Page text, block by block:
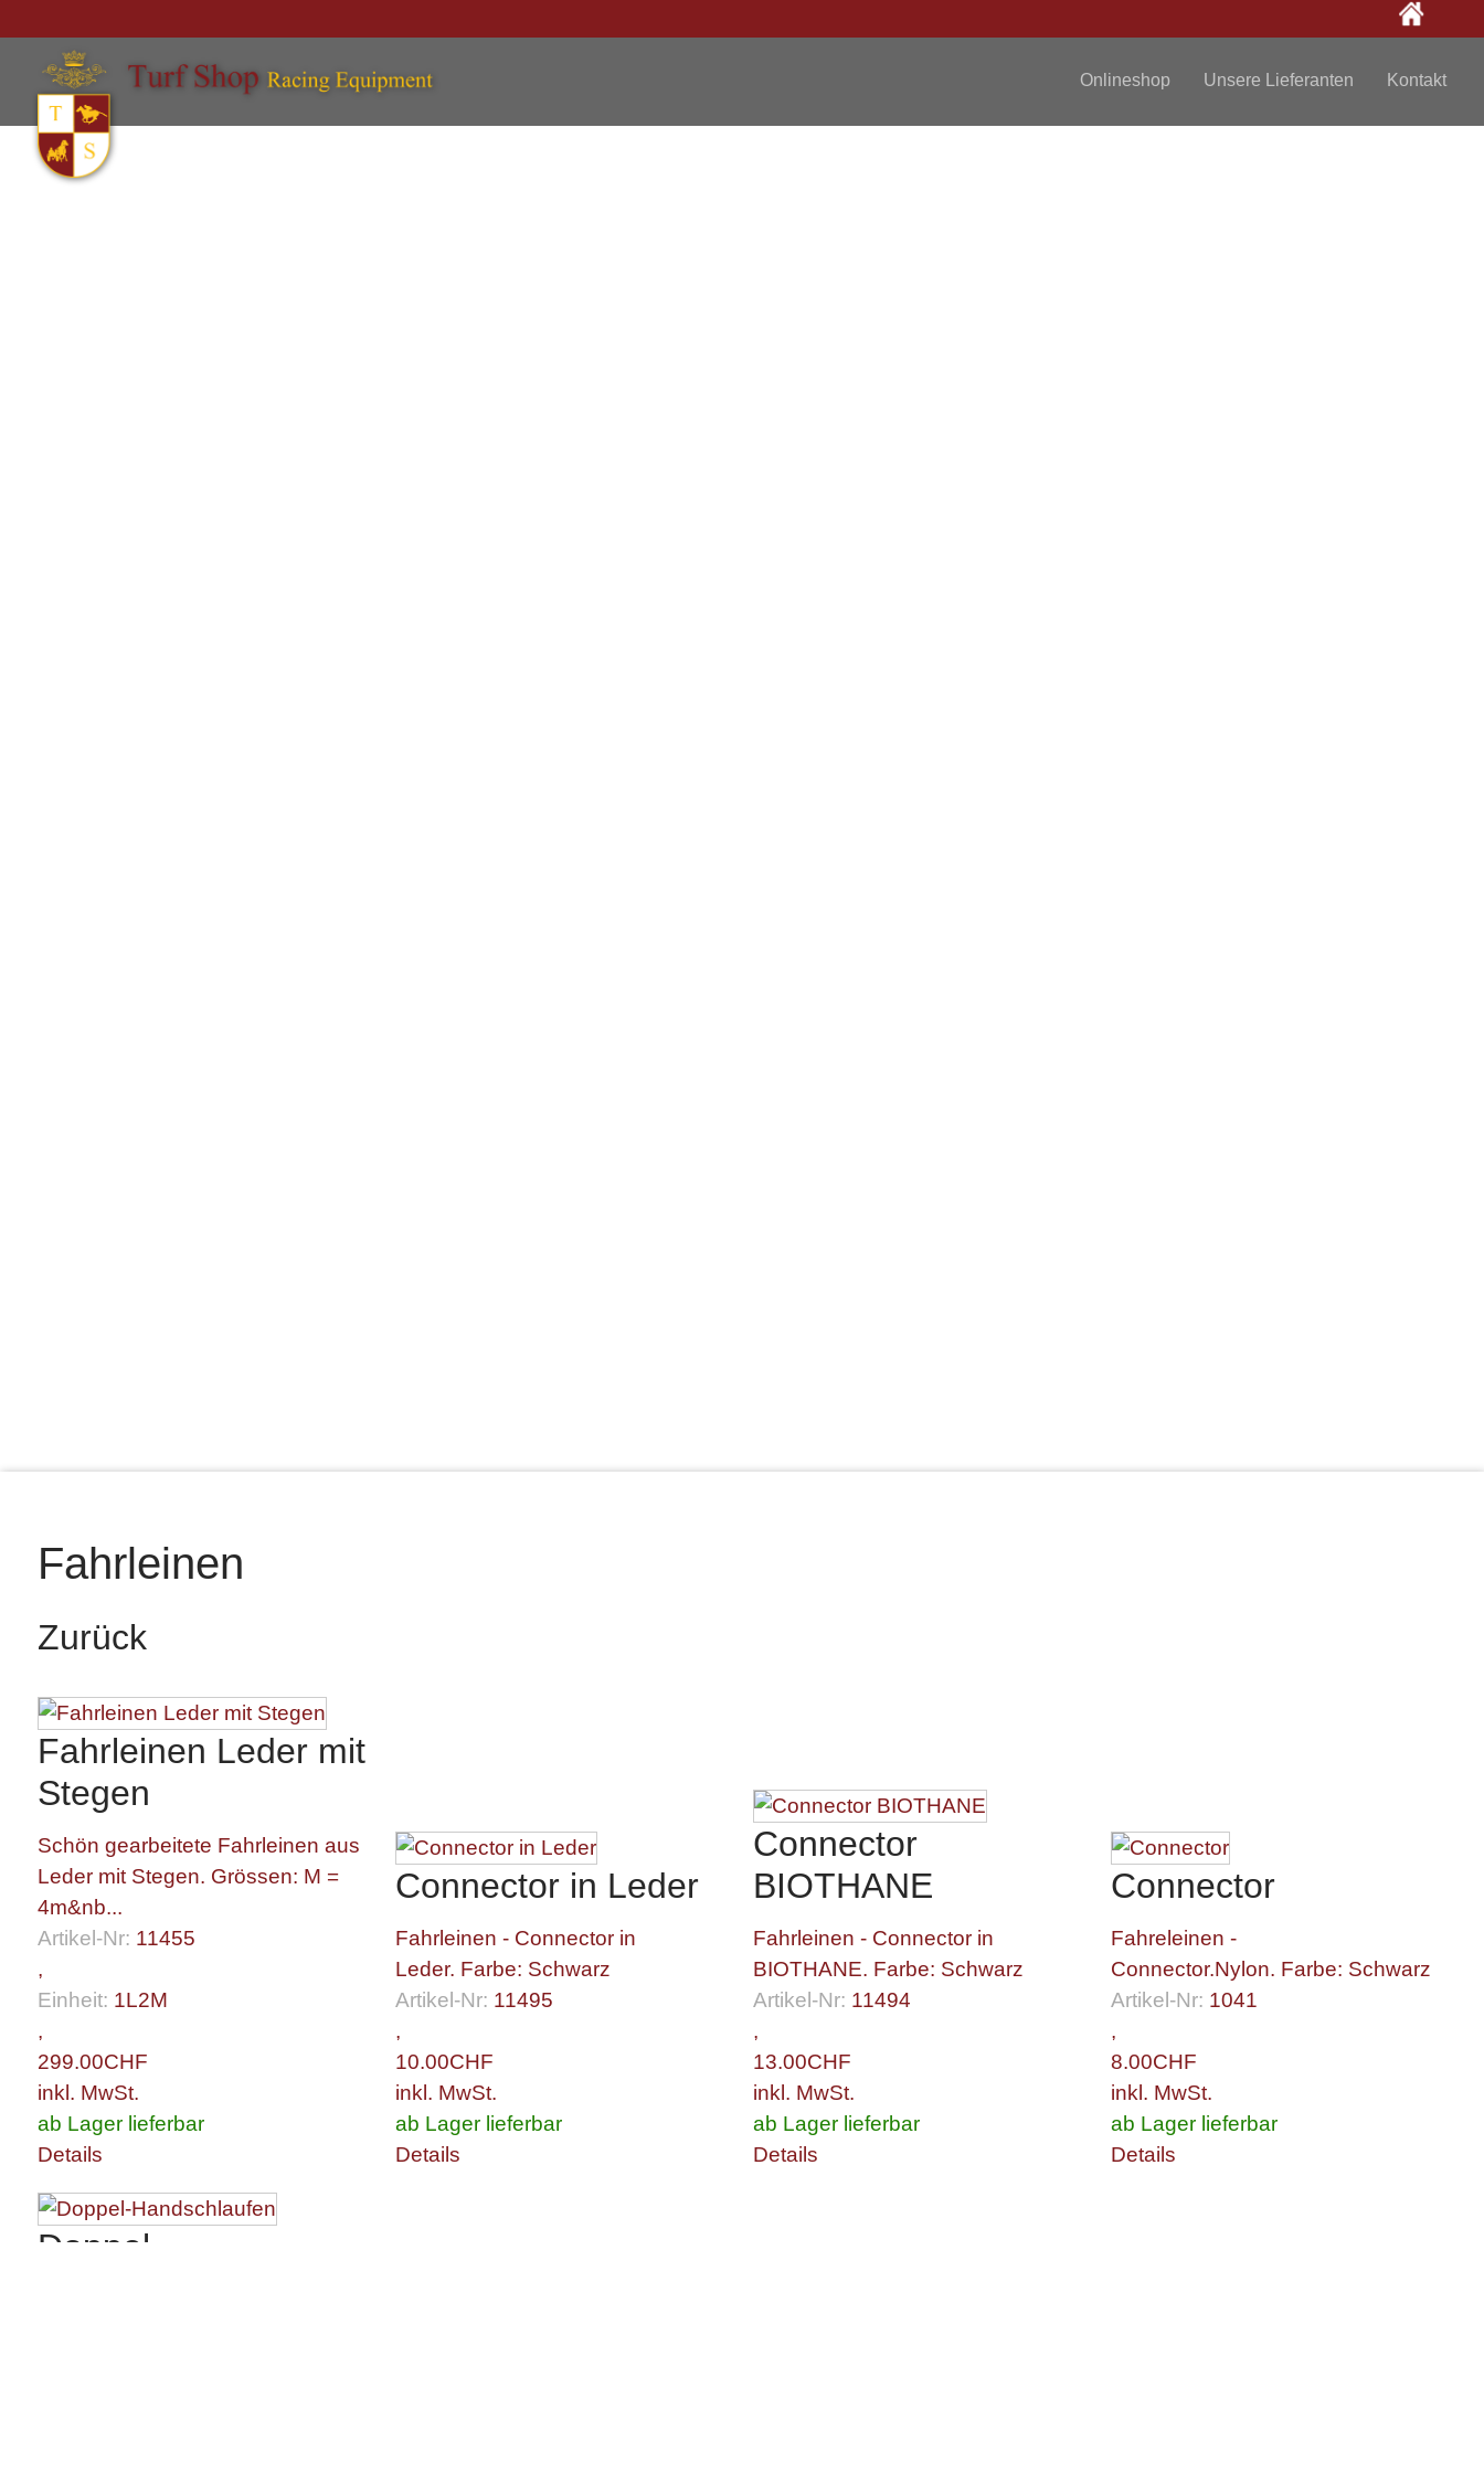
Onlineshop Unsere Lieferanten Kontakt
Fahrleinen
Zurück
Fahrleinen Leder mit
Stegen
Schön gearbeitete Fahrleinen aus
Leder mit Stegen. Grössen: M =
4m&nb...
Artikel-Nr: 11455
,
Einheit: 1L2M
,
299.00CHF
inkl. MwSt.
ab Lager lieferbar
Details
Connector in Leder
Fahrleinen - Connector in
Leder. Farbe: Schwarz
Artikel-Nr: 11495
,
10.00CHF
inkl. MwSt.
ab Lager lieferbar
Details
Connector
BIOTHANE
Fahrleinen - Connector in
BIOTHANE. Farbe: Schwarz
Artikel-Nr: 11494
,
13.00CHF
inkl. MwSt.
ab Lager lieferbar
Details
Connector
Fahreleinen -
Connector.Nylon. Farbe: Schwarz
Artikel-Nr: 1041
,
8.00CHF
inkl. MwSt.
ab Lager lieferbar
Details
Doppel-